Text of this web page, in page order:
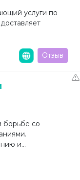
услуги по
Отзыв
борьбе со
и...